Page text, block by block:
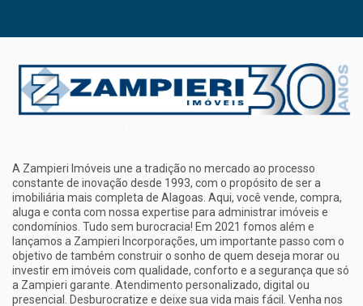
A Zampieri Imóveis une a tradição no mercado ao processo
constante de inovação desde 1993, com o propósito de ser a
imobiliária mais completa de Alagoas. Aqui, você vende, compra,
aluga e conta com nossa expertise para administrar imóveis e
condomínios. Tudo sem burocracia! Em 2021 fomos além e
lançamos a Zampieri Incorporações, um importante passo com o
objetivo de também construir o sonho de quem deseja morar ou
investir em imóveis com qualidade, conforto e a segurança que só
a Zampieri garante. Atendimento personalizado, digital ou
presencial. Desburocratize e deixe sua vida mais fácil. Venha nos